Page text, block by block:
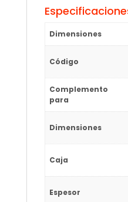
Dimensiones
Código
Complemento
para
Dimensiones
Caja
Espesor